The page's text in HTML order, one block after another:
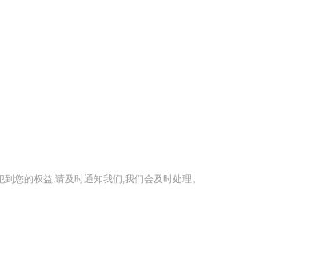
您的权益,请及时通知我们,我们会及时处理。